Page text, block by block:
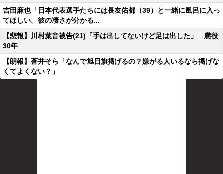
吉田麻也「日本代表選手たちには長友佑都（39）と一緒に風呂に入っ
てほしい。彼の凄さが分かる...
【悲報】川村葉音被告(21)「手は出してないけど足は出した」→懲役
30年
【朗報】蒼井そら「なんで旭日旗掲げるの？嫌がる人いるなら掲げな
くてよくない？」